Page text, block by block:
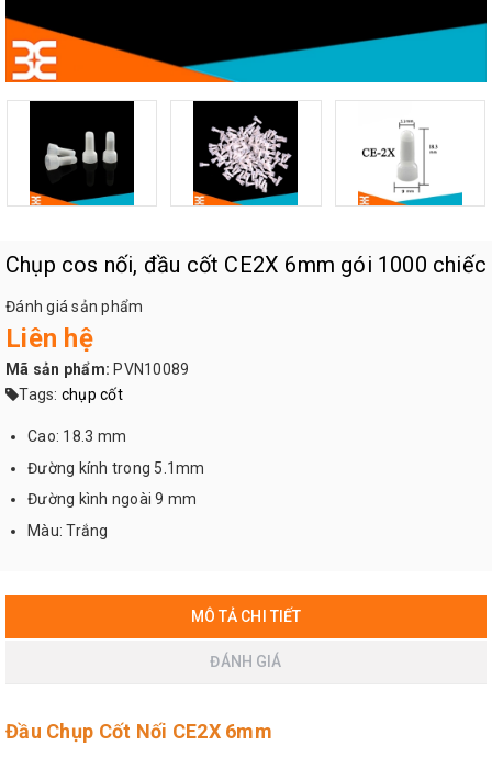
Chụp cos nối, đầu cốt CE2X 6mm gói 1000 chiếc
Đánh giá sản phẩm
Liên hệ
Mã sản phẩm: PVN10089
Tags: chụp cốt
Cao: 18.3 mm
Đường kính trong 5.1mm
Đường kình ngoài 9 mm
Màu: Trắng
MÔ TẢ CHI TIẾT
ĐÁNH GIÁ
Đầu Chụp Cốt Nối CE2X 6mm